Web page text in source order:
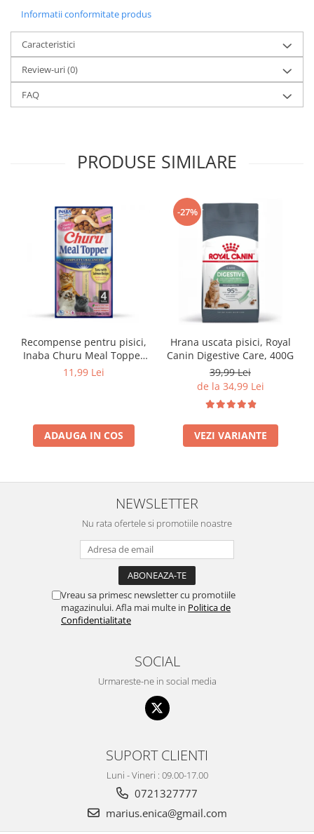
Informatii conformitate produs
Caracteristici
Review-uri(0)
FAQ
PRODUSE SIMILARE
Recompense pentru pisici,
Inaba Churu Meal Topper
Tuna with Salmon Recipe
11,99 Lei
ADAUGA IN COS
-27%
Hrana uscata pisici, Royal
Canin Digestive Care, 400G
39,99 Lei
de la 34,99 Lei
VEZI VARIANTE
NEWSLETTER
Nu rata ofertele si promotiile noastre
Vreau sa primesc newsletter cu promotiile
magazinului. Afla mai multe in Politica de
Confidentialitate
SOCIAL
Urmareste-ne in social media
SUPORT CLIENTI
Luni - Vineri : 09.00-17.00
0721327777
marius.enica@gmail.com